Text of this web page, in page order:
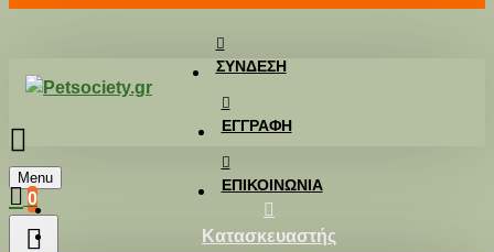
ΣΎΝΔΕΣΗ
ΕΓΓΡΑΦΉ
ΕΠΙΚΟΙΝΩΝΊΑ
Menu
0
Κατασκευαστής